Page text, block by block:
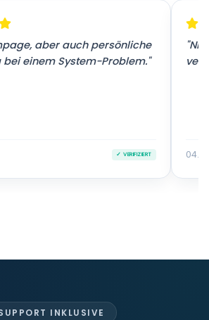
aber auch persönliche
bei einem System-Problem."
✓ VERIFIZIERT
INKLUSIVE